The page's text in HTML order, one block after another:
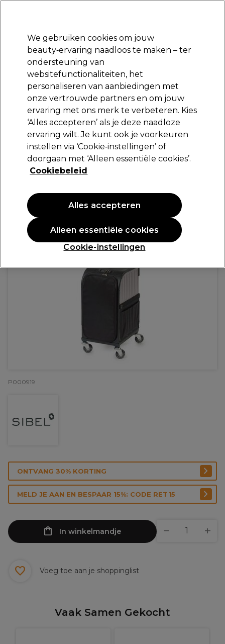
Aanmelden
Merken Deals Haar Elektra
Volgende dag geleverd*
Na verzending, maandag t/m vrijdag
Sibel Rollercoaster trolleykoffer
340,89 €486,99 €
PROMOTIE
P000919
ONTVANG 30% KORTING
MELD JE AAN EN BESPAAR 15%: CODE RET15
In winkelmandje
Voeg toe aan je shoppinglist
Vaak Samen Gekocht
We gebruiken cookies om jouw
beauty‑ervaring naadloos te maken – ter
ondersteuning van
websitefunctionaliteiten, het
personaliseren van aanbiedingen met
onze vertrouwde partners en om jouw
ervaring met ons merk te verbeteren. Kies
‘Alles accepteren’ als je deze naadloze
ervaring wilt. Je kunt ook je voorkeuren
instellen via ‘Cookie‑instellingen’ of
doorgaan met ‘Alleen essentiële cookies’.
Cookiebeleid
Cookie-instellingen
Alleen essentiële cookies
Alles accepteren